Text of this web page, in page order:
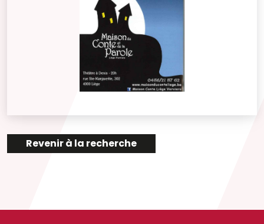
Revenir à la recherche